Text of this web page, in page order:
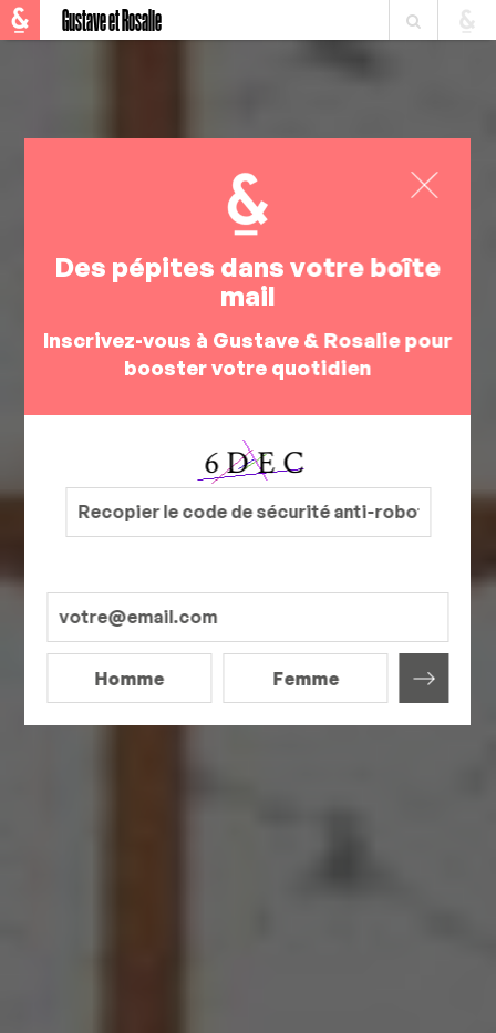
Gustave et Rosalie
Des pépites dans votre boîte
mail
Inscrivez-vous à Gustave & Rosalie pour
booster votre quotidien
Homme Femme